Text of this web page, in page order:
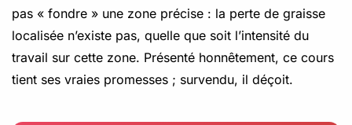
pas « fondre » une zone précise : la perte de graisse
localisée n’existe pas, quelle que soit l’intensité du
travail sur cette zone. Présenté honnêtement, ce cours
tient ses vraies promesses ; survendu, il déçoit.